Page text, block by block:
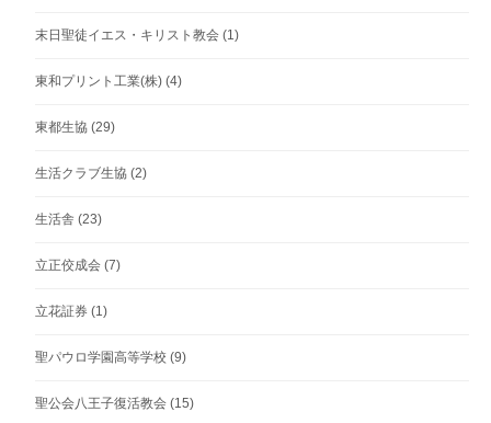
末日聖徒イエス・キリスト教会 (1)
東和プリント工業(株) (4)
東都生協 (29)
生活クラブ生協 (2)
生活舎 (23)
立正佼成会 (7)
立花証券 (1)
聖パウロ学園高等学校 (9)
聖公会八王子復活教会 (15)